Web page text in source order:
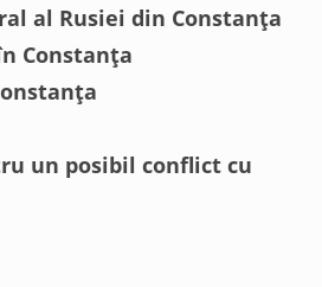
al Rusiei din Constanța
Constanța
un posibil conflict cu